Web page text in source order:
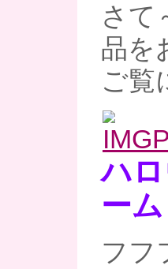
さて
品を
ご覧
ハ
ーム
フフ